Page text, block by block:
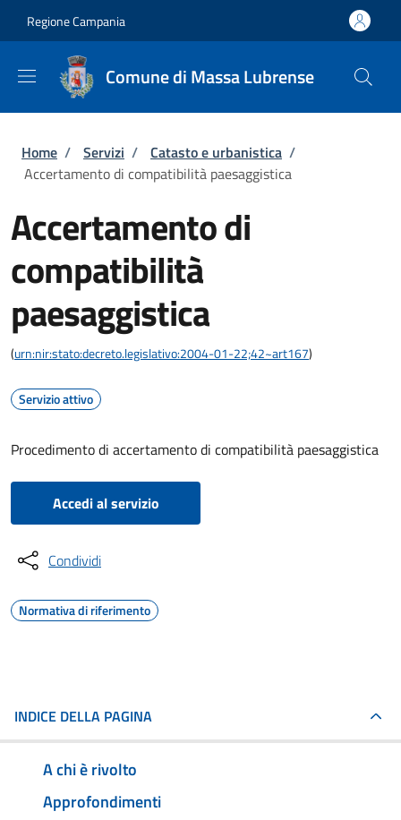
Regione Campania
Comune di Massa Lubrense
Briciole di pane
Home / Servizi / Catasto e urbanistica /
Accertamento di compatibilità paesaggistica
Accertamento di
compatibilità
paesaggistica
(urn:nir:stato:decreto.legislativo:2004-01-22;42~art167)
Servizio attivo
Procedimento di accertamento di compatibilità paesaggistica
Accedi al servizio
Condividi
Normativa di riferimento
INDICE DELLA PAGINA
A chi è rivolto
Approfondimenti